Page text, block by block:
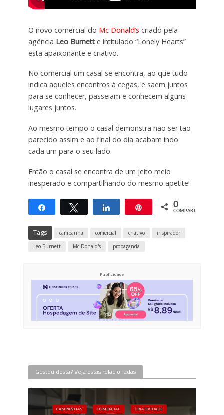
O novo comercial do Mc Donald’s criado pela
agência Leo Burnette intitulado “Lonely Hearts”
esta apaixonante e criativo.
No comercial um casal se encontra, ao que tudo
indica aqueles encontros à cegas, e saem juntos
para se conhecer, passeiam e conhecem alguns
lugares juntos.
Ao mesmo tempo o casal demonstra não ser tão
parecido assim e ao final do dia acabam indo
cada um para o seu lado.
Então o casal se encontra de um jeito meio
inesperado e compartilhando do mesmo apetite!
CompartilharTwittar Compartilhar 0
COMPART.
Tags campanha comercial criativo
inspirador
Leo Burnett
Mc Donald's propaganda
Publicidade
Gostou desta? Veja estas relacionadas
CAMPANHAS COMERCIAL
CRIATIVIDADE